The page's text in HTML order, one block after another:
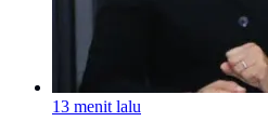
13 menit lalu